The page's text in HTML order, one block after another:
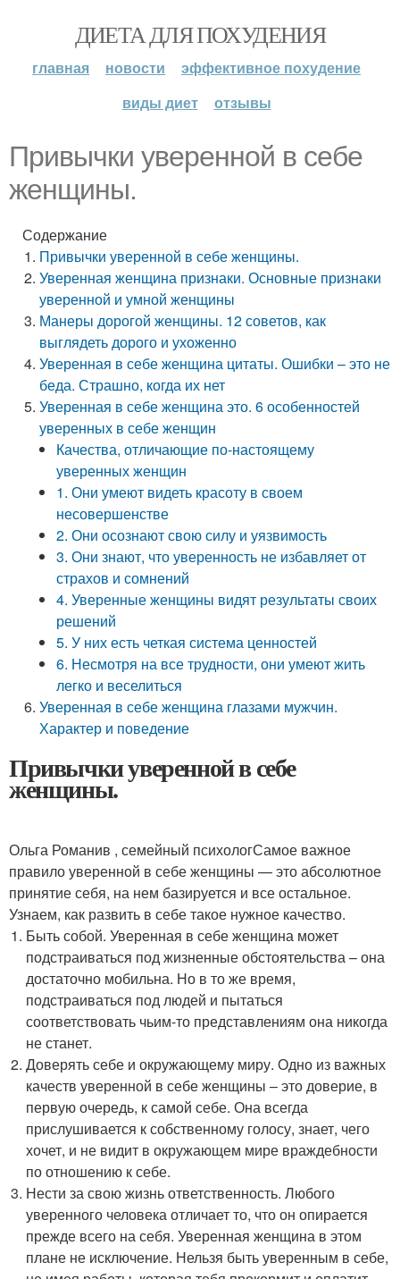
ДИЕТА ДЛЯ ПОХУДЕНИЯ
главная новости
эффективное похудение
виды диет
отзывы
Привычки уверенной в себе
женщины.
Содержание
Привычки уверенной в себе женщины.
Уверенная женщина признаки. Основные признаки
уверенной и умной женщины
Манеры дорогой женщины. 12 советов, как
выглядеть дорого и ухоженно
Уверенная в себе женщина цитаты. Ошибки – это не
беда. Страшно, когда их нет
Уверенная в себе женщина это. 6 особенностей
уверенных в себе женщин
Качества, отличающие по-настоящему
уверенных женщин
1. Они умеют видеть красоту в своем
несовершенстве
2. Они осознают свою силу и уязвимость
3. Они знают, что уверенность не избавляет от
страхов и сомнений
4. Уверенные женщины видят результаты своих
решений
5. У них есть четкая система ценностей
6. Несмотря на все трудности, они умеют жить
легко и веселиться
Уверенная в себе женщина глазами мужчин.
Характер и поведение
Привычки уверенной в себе
женщины.
Ольга Романив , семейный психологСамое важное
правило уверенной в себе женщины — это абсолютное
принятие себя, на нем базируется и все остальное.
Узнаем, как развить в себе такое нужное качество.
Быть собой. Уверенная в себе женщина может
подстраиваться под жизненные обстоятельства – она
достаточно мобильна. Но в то же время,
подстраиваться под людей и пытаться
соответствовать чьим-то представлениям она никогда
не станет.
Доверять себе и окружающему миру. Одно из важных
качеств уверенной в себе женщины – это доверие, в
первую очередь, к самой себе. Она всегда
прислушивается к собственному голосу, знает, чего
хочет, и не видит в окружающем мире враждебности
по отношению к себе.
Нести за свою жизнь ответственность. Любого
уверенного человека отличает то, что он опирается
прежде всего на себя. Уверенная женщина в этом
плане не исключение. Нельзя быть уверенным в себе,